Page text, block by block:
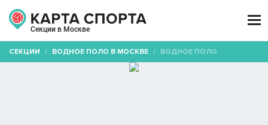
Секции в Москве

СЕКЦИИ / ВОДНОЕ ПОЛО В МОСКВЕ / ВОДНОЕ ПОЛО